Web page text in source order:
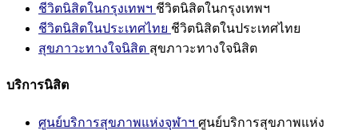
ชีวิตนิสิตในกรุงเทพฯ ชีวิตนิสิตในกรุงเทพฯ
ชีวิตนิสิตในประเทศไทย ชีวิตนิสิตในประเทศไทย
สุขภาวะทางใจนิสิต สุขภาวะทางใจนิสิต
บริการนิสิต
ศูนย์บริการสุขภาพแห่งจุฬาฯ ศูนย์บริการสุขภาพแห่ง